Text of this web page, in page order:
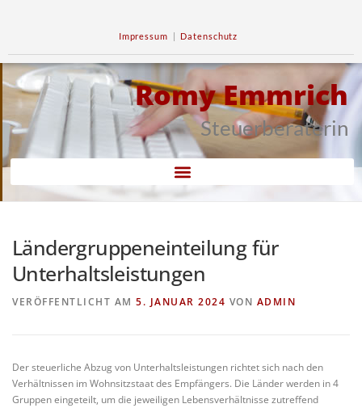
Impressum | Datenschutz
Romy Emmrich
Steuerberaterin
Ländergruppeneinteilung für
Unterhaltsleistungen
VERÖFFENTLICHT AM 5. JANUAR 2024 VON ADMIN
Der steuerliche Abzug von Unterhaltsleistungen richtet sich nach den
Verhältnissen im Wohnsitzstaat des Empfängers. Die Länder werden in 4
Gruppen eingeteilt, um die jeweiligen Lebensverhältnisse zutreffend